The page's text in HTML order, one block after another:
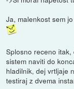
Ja, malenkost sem
Splosno receno
sistem naviti do
hladilnik, dej vrtljaje
testiraj z dvema